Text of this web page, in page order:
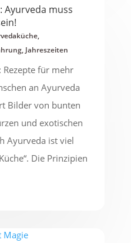
muss
,
, Jahreszeiten
für mehr
an Ayurveda
Bilder von bunten
und exotischen
Ayurveda ist viel
Die Prinzipien